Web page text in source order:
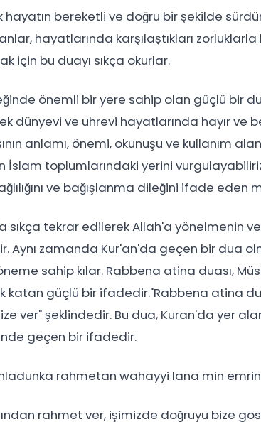
bereketli ve doğru bir şekilde
hayatlarında karşılaştıkları
için bu duayı sıkça okurlar.
önemli bir yere sahip olan güçlü bir
dünyevi ve uhrevi hayatlarında hayır ve
anlamı, önemi, okunuşu ve kullanım
toplumlarındaki yerini
ve bağışlanma dileğini ifade eden
sıkça tekrar edilerek Allah'a yönelmenin
zamanda Kur'an'da geçen bir dua
sahip kılar. Rabbena atina duası,
katan güçlü bir ifadedir."Rabbena atina
ver" şeklindedir. Bu dua, Kuran'da yer
geçen bir ifadedir.
rahmetan wahayyi lana min
rahmet ver, işimizde doğruyu bize